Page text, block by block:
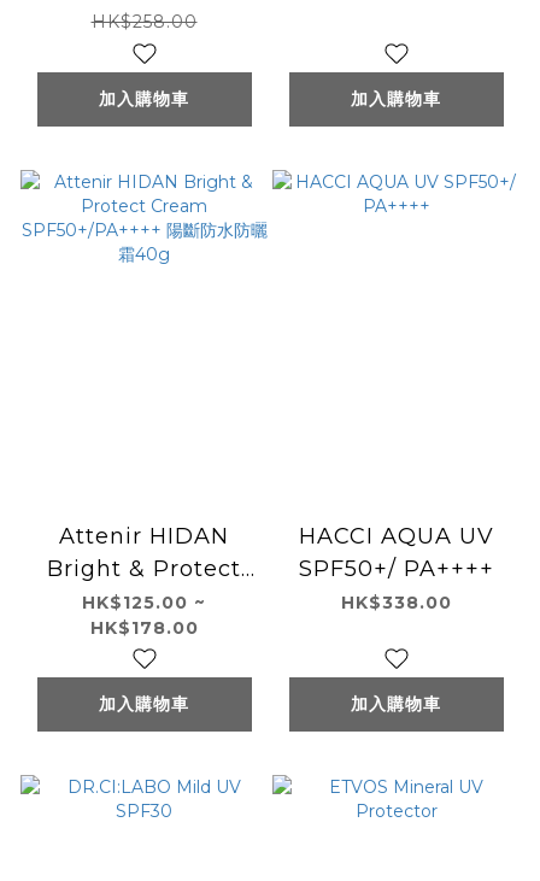
SPF50+PA++++
HK$258.00
加入購物車 加入購物車
Attenir HIDAN
Bright & Protect
Cream
SPF50+/PA++++ 陽
斷防水防曬霜40g
HK$125.00 ~
HK$178.00
加入購物車
HACCI AQUA UV
SPF50+/ PA++++
HK$338.00
加入購物車